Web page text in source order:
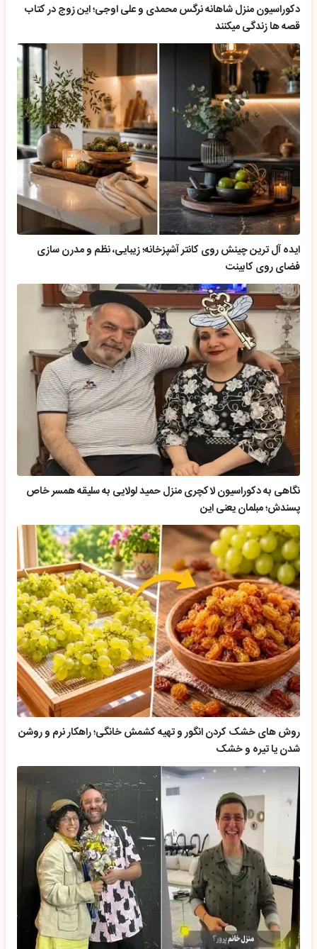
دکوراسیون منزل شاهانه نرگس محمدی و علی اوجی؛ این زوج در کتاب
قصه ها زندگی میکنند
ایده آل ترین چینش روی کانتر آشپزخانه؛ زیبایی، نظم و مدرن سازی
فضای روی کابینت
نگاهی به دکوراسیون لاکچری منزل حمید لولایی به سلیقه همسر خاص
پسندش؛ مبلمان یعنی این
روش های خشک کردن انگور و تهیه کشمش خانگی؛ راهکار نرم و روشن
شدن یا تیره و خشک